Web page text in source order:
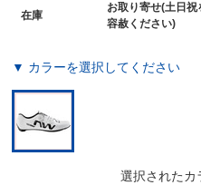
在庫
お取り寄せ(土日
容赦ください)
▼ カラーを選択してください
選択されたカ